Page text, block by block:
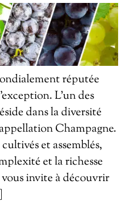
réputée
L’un des
dans la diversité
Champagne.
et assemblés,
et la richesse
invite à découvrir